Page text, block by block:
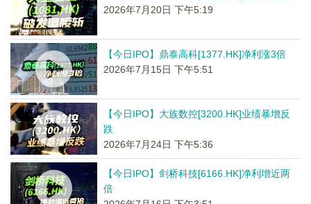
2026年7月20日 下午5:19
【今日IPO】鼎泰高科[1377.HK]净利涨3倍
2026年7月15日 下午5:51
【今日IPO】大族数控[3200.HK]业绩暴增反
跌
2026年7月24日 下午5:36
【今日IPO】剑桥科技[6166.HK]净利增近两
倍